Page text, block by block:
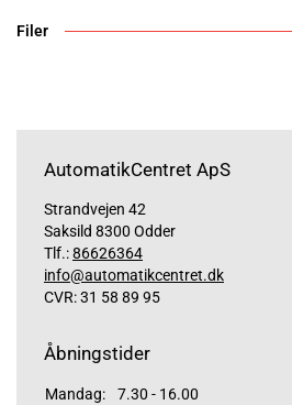
Filer
AutomatikCentret ApS
Strandvejen 42
Saksild 8300 Odder
Tlf.:86626364
info@automatikcentret.dk
CVR: 31 58 89 95
Åbningstider
Mandag:
7.30 - 16.00